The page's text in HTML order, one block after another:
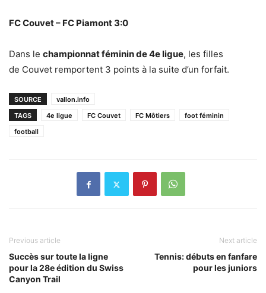
FC Couvet – FC Piamont 3:0
Dans le championnat féminin de 4e ligue, les filles
de Couvet remportent 3 points à la suite d’un forfait.
SOURCE
vallon.info
TAGS
4e ligue FC Couvet FC Môtiers
foot féminin
football
Previous article
Succès sur toute la ligne
pour la 28e édition du Swiss
Canyon Trail
Next article
Tennis: débuts en fanfare
pour les juniors